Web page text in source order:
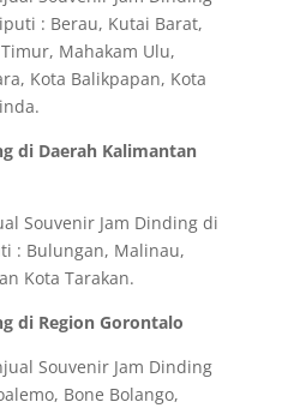
: Berau, Kutai Barat,
Mahakam Ulu,
Kota Balikpapan, Kota
di Daerah Kalimantan
Souvenir Jam Dinding di
: Bulungan, Malinau,
Kota Tarakan.
di Region Gorontalo
Souvenir Jam Dinding
Bone Bolango,